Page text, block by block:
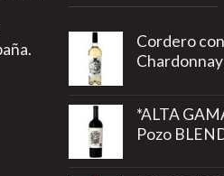
Cordero
*ALTA
Pozo